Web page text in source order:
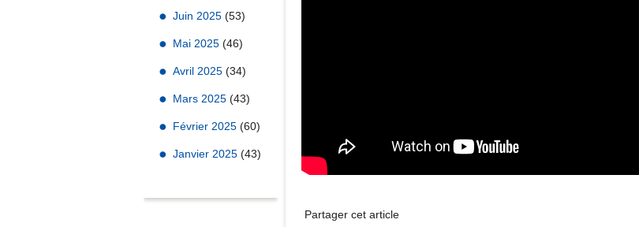
Juin 2025 (53)
Mai 2025 (46)
Avril 2025 (34)
Mars 2025 (43)
Février 2025 (60)
Janvier 2025 (43)
Partager cet article